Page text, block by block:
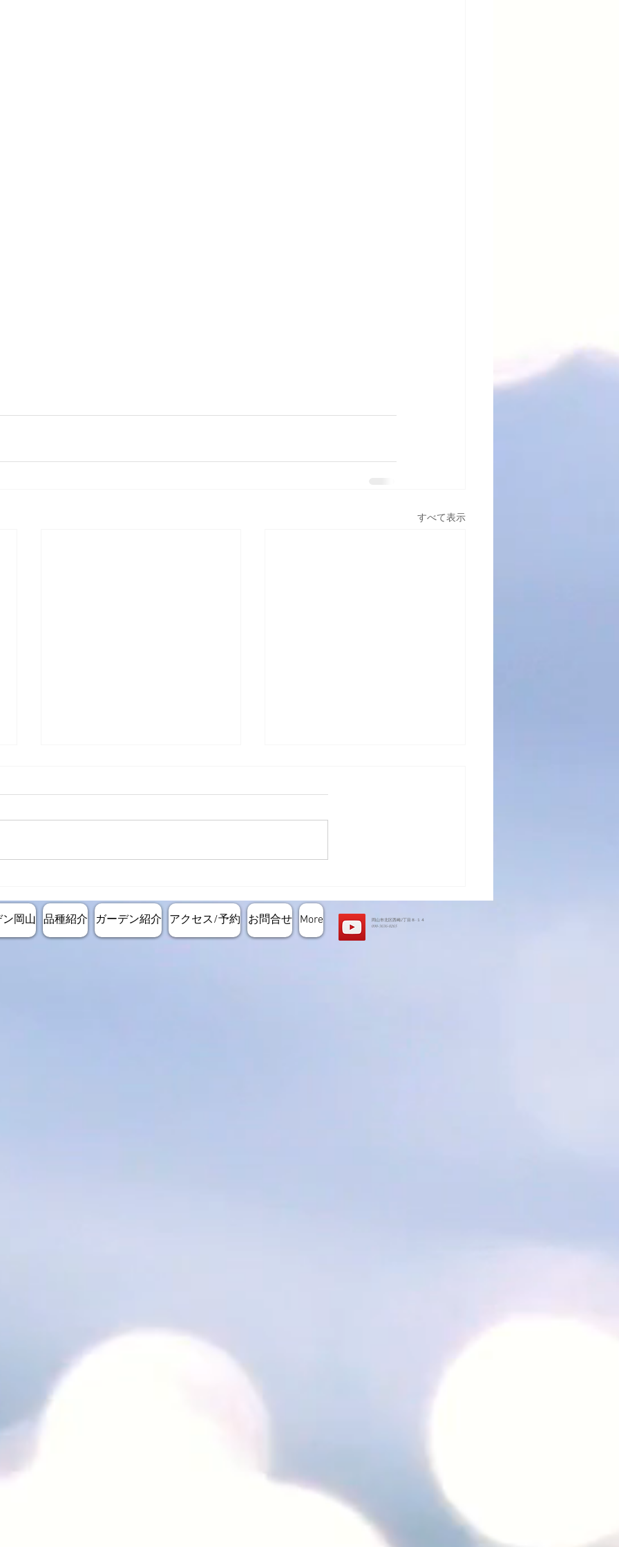
すべて表示
進んでいます。
岡山 品種紹介 ガーデン紹介 アクセス/予約 お問合せ More
岡山市北区西崎2丁目８-１４
​090-3636-0265